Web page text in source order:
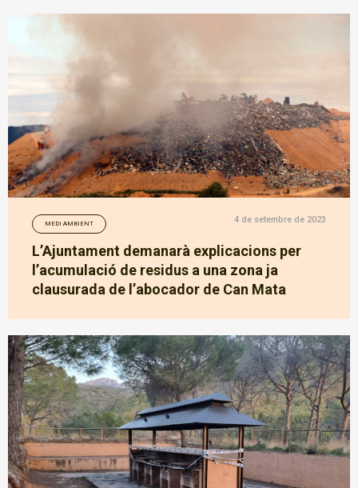
MEDI AMBIENT 4 de setembre de 2023
L’Ajuntament demanarà explicacions per
l’acumulació de residus a una zona ja
clausurada de l’abocador de Can Mata